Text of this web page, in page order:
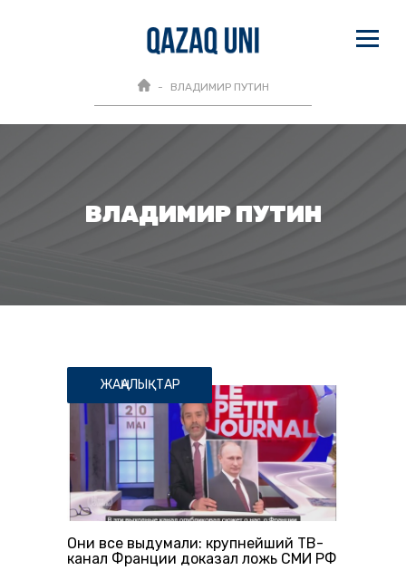
ВЛАДИМИР ПУТИН
ВЛАДИМИР ПУТИН
ЖАҢАЛЫҚТАР
Они все выдумали: крупнейший ТВ-
канал Франции доказал ложь СМИ РФ